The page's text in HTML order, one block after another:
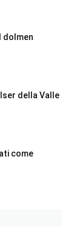
dolmen
della Valle
come